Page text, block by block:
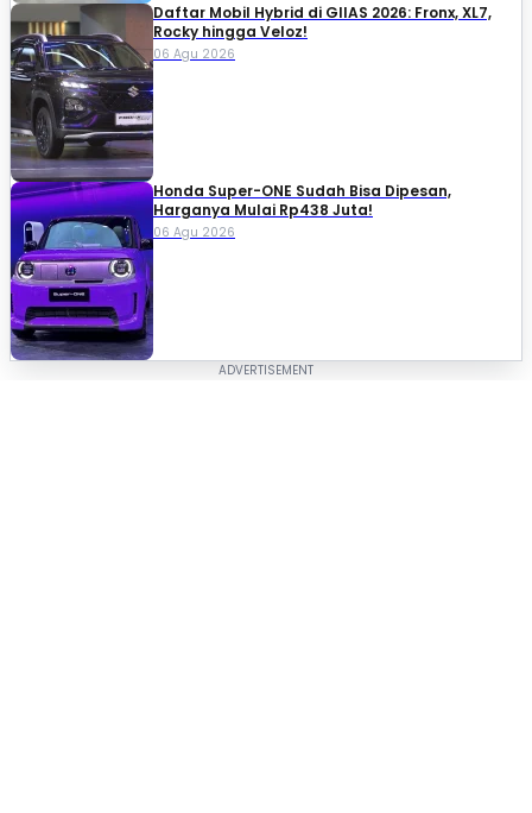
Daftar Mobil Hybrid di GIIAS 2026: Fronx, XL7,
Rocky hingga Veloz!
06 Agu 2026
Honda Super-ONE Sudah Bisa Dipesan,
Harganya Mulai Rp438 Juta!
06 Agu 2026